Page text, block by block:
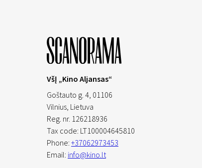
VšĮ „Kino Aljansas“
Goštauto g. 4, 01106
Vilnius, Lietuva
Reg. nr. 126218936
Tax code: LT100004645810
Phone: +37062973453
Email: info@kino.lt